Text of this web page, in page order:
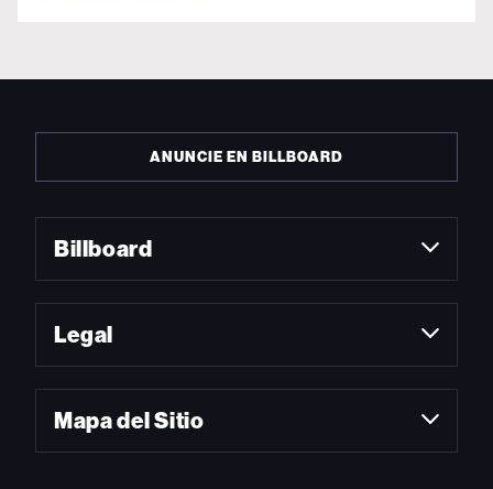
ANUNCIE EN BILLBOARD
Billboard
Legal
Mapa del Sitio